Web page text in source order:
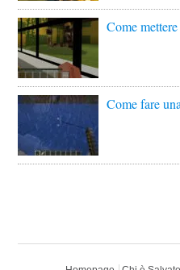
Come
Come fare